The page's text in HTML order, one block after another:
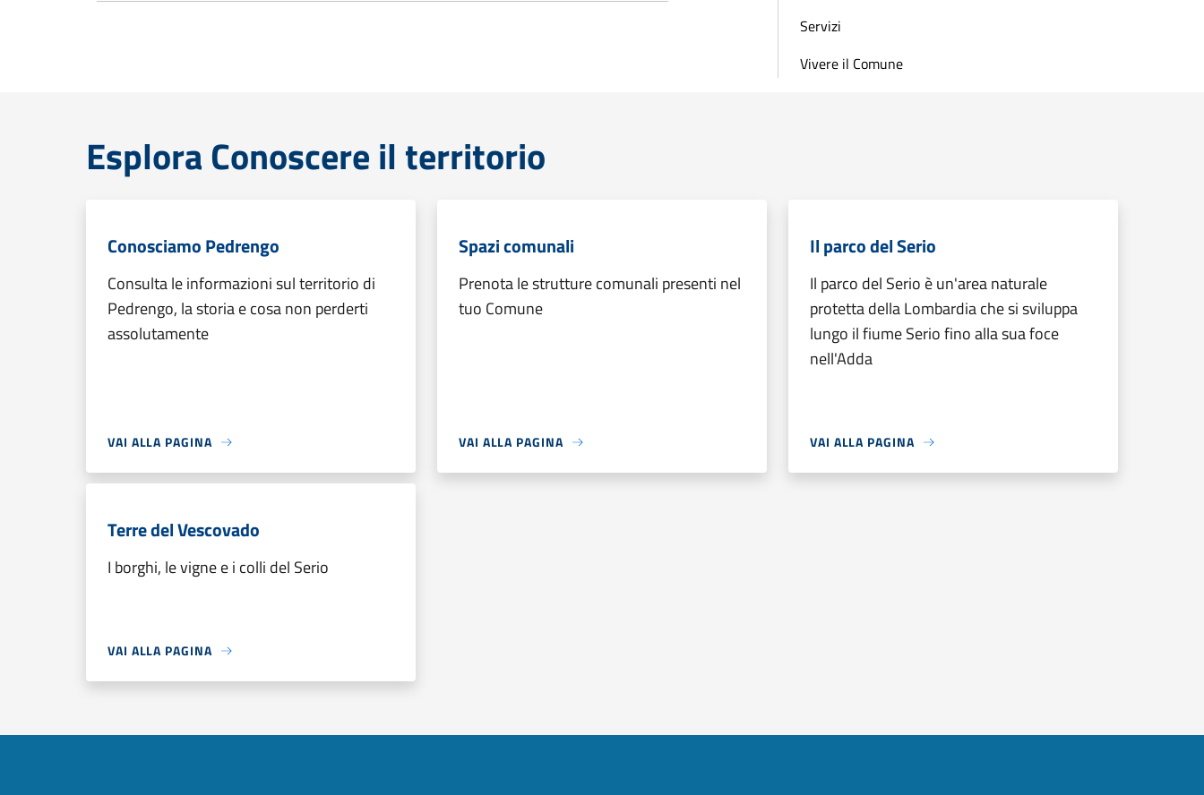
Servizi
Vivere il Comune
Esplora Conoscere il territorio
Conosciamo Pedrengo
Consulta le informazioni sul territorio di
Pedrengo, la storia e cosa non perderti
assolutamente
VAI ALLA PAGINA
Spazi comunali
Prenota le strutture comunali presenti nel
tuo Comune
VAI ALLA PAGINA
Il parco del Serio
Il parco del Serio è un'area naturale
protetta della Lombardia che si sviluppa
lungo il fiume Serio fino alla sua foce
nell'Adda
VAI ALLA PAGINA
Terre del Vescovado
I borghi, le vigne e i colli del Serio
VAI ALLA PAGINA